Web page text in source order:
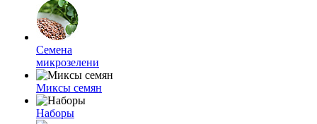
Семена
микрозелени
Миксы семян
Наборы